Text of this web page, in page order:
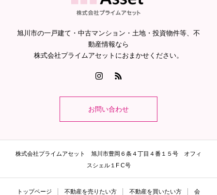
旭川市の一戸建て・中古マンション・土地・投資物件等、不
動産情報なら
株式会社プライムアセットにおまかせください。
お問い合わせ
株式会社プライムアセット 旭川市豊岡６条４丁目４番１５号 オフィ
スシェル１F C号
トップページ 不動産を売りたい方 不動産を買いたい方 会